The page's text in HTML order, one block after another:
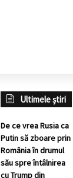
Ultimele știri
De ce vrea Rusia ca
Putin să zboare prin
România în drumul
său spre întâlnirea
cu Trump din